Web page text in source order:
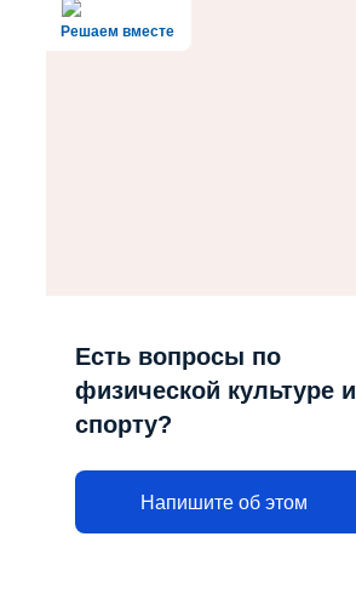
Решаем вместе
Есть вопросы по
физической культуре и
спорту?
Напишите об этом